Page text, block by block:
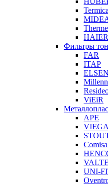
Termica
HAIER
Фильтры
FAR
ITAP
ELSEN
ViEiR
APE
VIEGA
Comisa
UNI-